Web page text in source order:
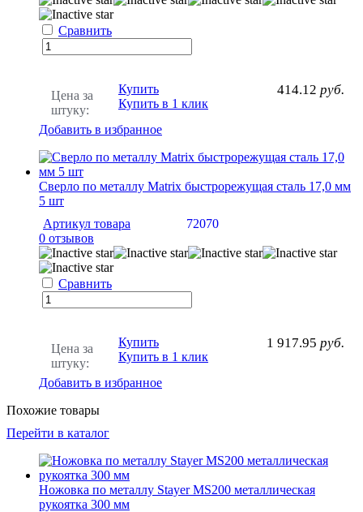
Сравнить
Цена за
штуку:
414.12 руб.
Купить
Купить в 1 клик
Добавить в избранное
Сверло по металлу Matrix быстрорежущая сталь 17,0 мм
5 шт
Артикул товара
72070
0 отзывов
Сравнить
Цена за
штуку:
1 917.95 руб.
Купить
Купить в 1 клик
Добавить в избранное
Похожие товары
Перейти в каталог
Ножовка по металлу Stayer MS200 металлическая
рукоятка 300 мм